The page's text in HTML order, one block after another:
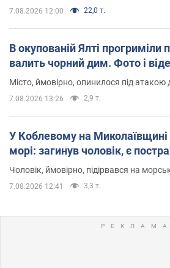
7.08.2026 12:00 22,0 т.
В окупованій Ялті прогриміли
валить чорний дим. Фото і
Місто, ймовірно, опинилося під атакою
7.08.2026 13:26 2,9 т.
У Коблевому на Миколаївщині
морі: загинув чоловік, є
Чоловік, ймовірно, підірвався на
7.08.2026 12:41 3,3 т.